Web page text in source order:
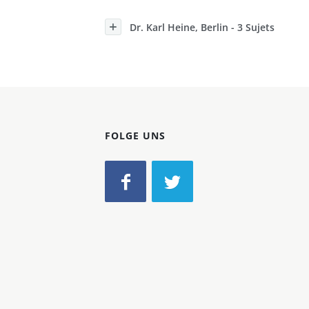
Dr. Karl Heine, Berlin - 3 Sujets
FOLGE UNS